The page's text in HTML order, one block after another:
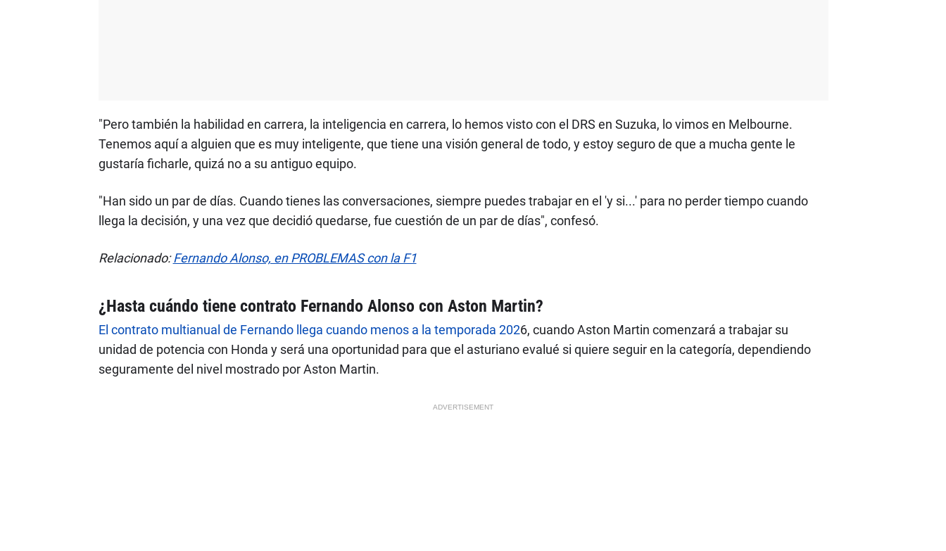
"Pero también la habilidad en carrera, la inteligencia en carrera, lo hemos visto con el DRS en Suzuka, lo vimos en Melbourne.
Tenemos aquí a alguien que es muy inteligente, que tiene una visión general de todo, y estoy seguro de que a mucha gente le
gustaría ficharle, quizá no a su antiguo equipo.
"Han sido un par de días. Cuando tienes las conversaciones, siempre puedes trabajar en el 'y si...' para no perder tiempo cuando
llega la decisión, y una vez que decidió quedarse, fue cuestión de un par de días", confesó.
Relacionado:Fernando Alonso, en PROBLEMAS con la F1
¿Hasta cuándo tiene contrato Fernando Alonso con Aston Martin?
El contrato multianual de Fernando llega cuando menos a la temporada 2026, cuando Aston Martin comenzará a trabajar su
unidad de potencia con Honda y será una oportunidad para que el asturiano evalué si quiere seguir en la categoría, dependiendo
seguramente del nivel mostrado por Aston Martin.
ADVERTISEMENT